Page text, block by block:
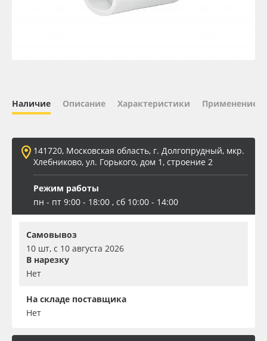
ПЭТ листовой
Вспененный ПВХ
Баннер
Заготовки для сувениров
Наличие Описание Характеристики Применение
141720, Московская область, г. Долгопрудный, мкр.
Хлебниково, ул. Горького, дом 1, строение 2
Режим работы
пн - пт 9:00 - 18:00 , сб 10:00 - 14:00
Самовывоз
10 шт, с 10 августа 2026
В нарезку
Нет
На складе поставщика
Нет